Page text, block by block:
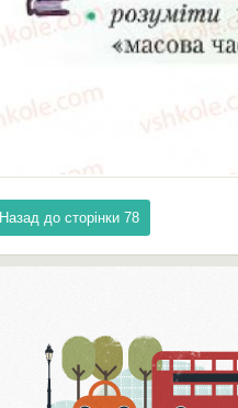
Назад до сторінки 78